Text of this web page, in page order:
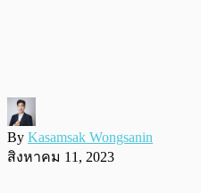
By Kasamsak Wongsanin
สิงหาคม 11, 2023